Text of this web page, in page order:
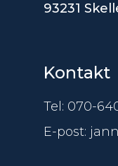
93231
Kontakt
Tel: 070-
E-post: